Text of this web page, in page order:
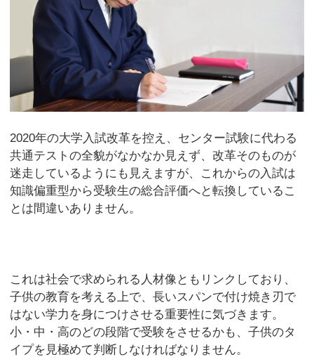
2020年の大学入試改革を控え、センター試験に代わる
共通テストの全貌がなかなか見えず、改革そのものが
迷走しているようにも見えますが、これからの入試は
知識偏重型から受験生の総合評価へと転換しているこ
とは間違いありません。
これは社会で求められる人材像ともリンクしており、
子供の教育を考える上で、長いスパンで付け焼き刃で
はない学力を身につけさせる重要性に気づきます。
小・中・高のどの段階で受験をさせるかも、子供のタ
イプを見極めて判断しなければなりません。